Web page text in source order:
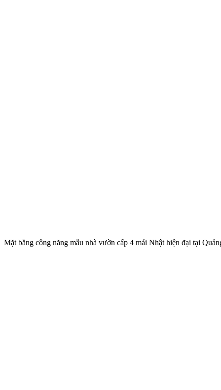
Mặt bằng công năng mẫu nhà vườn cấp 4 mái Nhật hiện đại tại